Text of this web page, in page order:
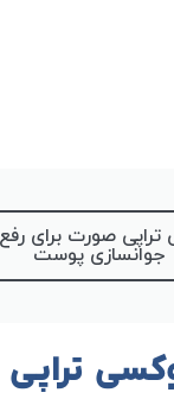
صورت برای
جوانسازی پوست
تراپی